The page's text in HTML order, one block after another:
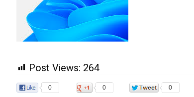
Post Views: 264
0 0 0